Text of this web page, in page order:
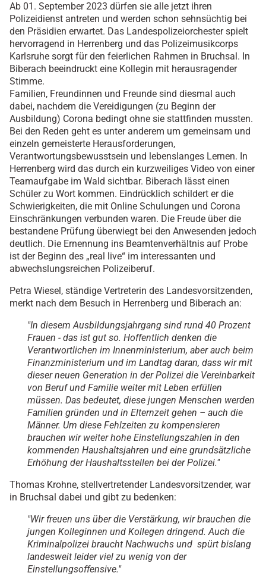
Ab 01. September 2023 dürfen sie alle jetzt ihren
Polizeidienst antreten und werden schon sehnsüchtig bei
den Präsidien erwartet. Das Landespolizeiorchester spielt
hervorragend in Herrenberg und das Polizeimusikcorps
Karlsruhe sorgt für den feierlichen Rahmen in Bruchsal. In
Biberach beeindruckt eine Kollegin mit herausragender
Stimme.
Familien, Freundinnen und Freunde sind diesmal auch
dabei, nachdem die Vereidigungen (zu Beginn der
Ausbildung) Corona bedingt ohne sie stattfinden mussten.
Bei den Reden geht es unter anderem um gemeinsam und
einzeln gemeisterte Herausforderungen,
Verantwortungsbewusstsein und lebenslanges Lernen. In
Herrenberg wird das durch ein kurzweiliges Video von einer
Teamaufgabe im Wald sichtbar. Biberach lässt einen
Schüler zu Wort kommen. Eindrücklich schildert er die
Schwierigkeiten, die mit Online Schulungen und Corona
Einschränkungen verbunden waren. Die Freude über die
bestandene Prüfung überwiegt bei den Anwesenden jedoch
deutlich. Die Ernennung ins Beamtenverhältnis auf Probe
ist der Beginn des „real live“ im interessanten und
abwechslungsreichen Polizeiberuf.
Petra Wiesel, ständige Vertreterin des Landesvorsitzenden,
merkt nach dem Besuch in Herrenberg und Biberach an:
"In diesem Ausbildungsjahrgang sind rund 40 Prozent
Frauen - das ist gut so. Hoffentlich denken die
Verantwortlichen im Innenministerium, aber auch beim
Finanzministerium und im Landtag daran, dass wir mit
dieser neuen Generation in der Polizei die Vereinbarkeit
von Beruf und Familie weiter mit Leben erfüllen
müssen. Das bedeutet, diese jungen Menschen werden
Familien gründen und in Elternzeit gehen – auch die
Männer. Um diese Fehlzeiten zu kompensieren
brauchen wir weiter hohe Einstellungszahlen in den
kommenden Haushaltsjahren und eine grundsätzliche
Erhöhung der Haushaltsstellen bei der Polizei."
Thomas Krohne, stellvertretender Landesvorsitzender, war
in Bruchsal dabei und gibt zu bedenken:
"Wir freuen uns über die Verstärkung, wir brauchen die
jungen Kolleginnen und Kollegen dringend. Auch die
Kriminalpolizei braucht Nachwuchs und spürt bislang
landesweit leider viel zu wenig von der
Einstellungsoffensive."